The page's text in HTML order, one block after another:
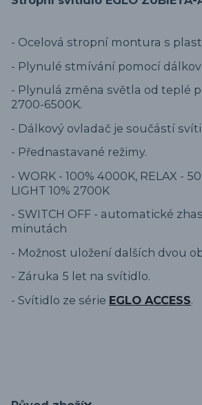
- Ocelová stropní montura s
- Plynulé stmívání pomocí
- Plynulá změna světla od teplé
2700-6500K.
- Dálkový ovladač je součástí
- Přednastavané režimy.
- WORK - 100% 4000K, RELAX -
LIGHT 10% 2700K
- SWITCH OFF - automatické
minutách
- Možnost uložení dalších dvou
- Záruka 5 let na svítidlo.
- Svítidlo ze série EGLO ACCESS.